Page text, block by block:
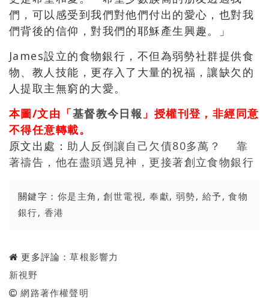
們，可以感受到我們對他們付出的愛心，也對我
們背後的信仰，對我們的耶穌產生興趣。」
James設立的食物銀行，不但為弱勢社群提供食
物、教人技能，更存入了大量的祝福，讓缺欠的
人提取主無窮的大愛。
本圖/文由「基督教今日報 」授權刊登，非經同意
不得任意轉載。
原文出處：助人反倒讓自己欠債80多萬？ 靠
著禱告，他在盡頭遇見神，更接著創立食物銀行
關鍵字： 你是主角 ,創世電視,奉獻, 弱勢, 給予,食物
銀行, 香港
更多評論：草根影響力
新視野
網路著作權聲明